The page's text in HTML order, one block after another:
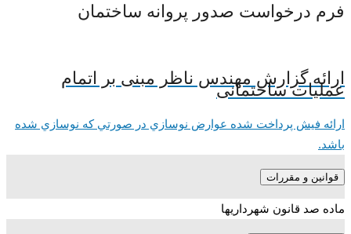
فرم درخواست صدور پروانه ساختمان
ارائه گزارش مهندس ناظر مبنی بر اتمام
عملیات ساختمانی
ارائه فيش پرداخت شده عوارض نوسازي در صورتي كه نوسازي شده
باشد.
قوانین و مقررات
ماده صد قانون شهرداریها